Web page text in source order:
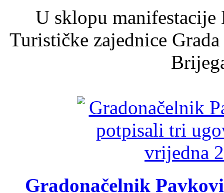
U sklopu
Turističke zajednice
Gradonačelnik